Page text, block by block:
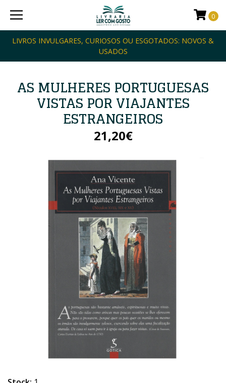
LIVROS INVULGARES, CURIOSOS OU ESGOTADOS: NOVOS &
USADOS
0
AS MULHERES PORTUGUESAS
VISTAS POR VIAJANTES
ESTRANGEIROS
21,20€